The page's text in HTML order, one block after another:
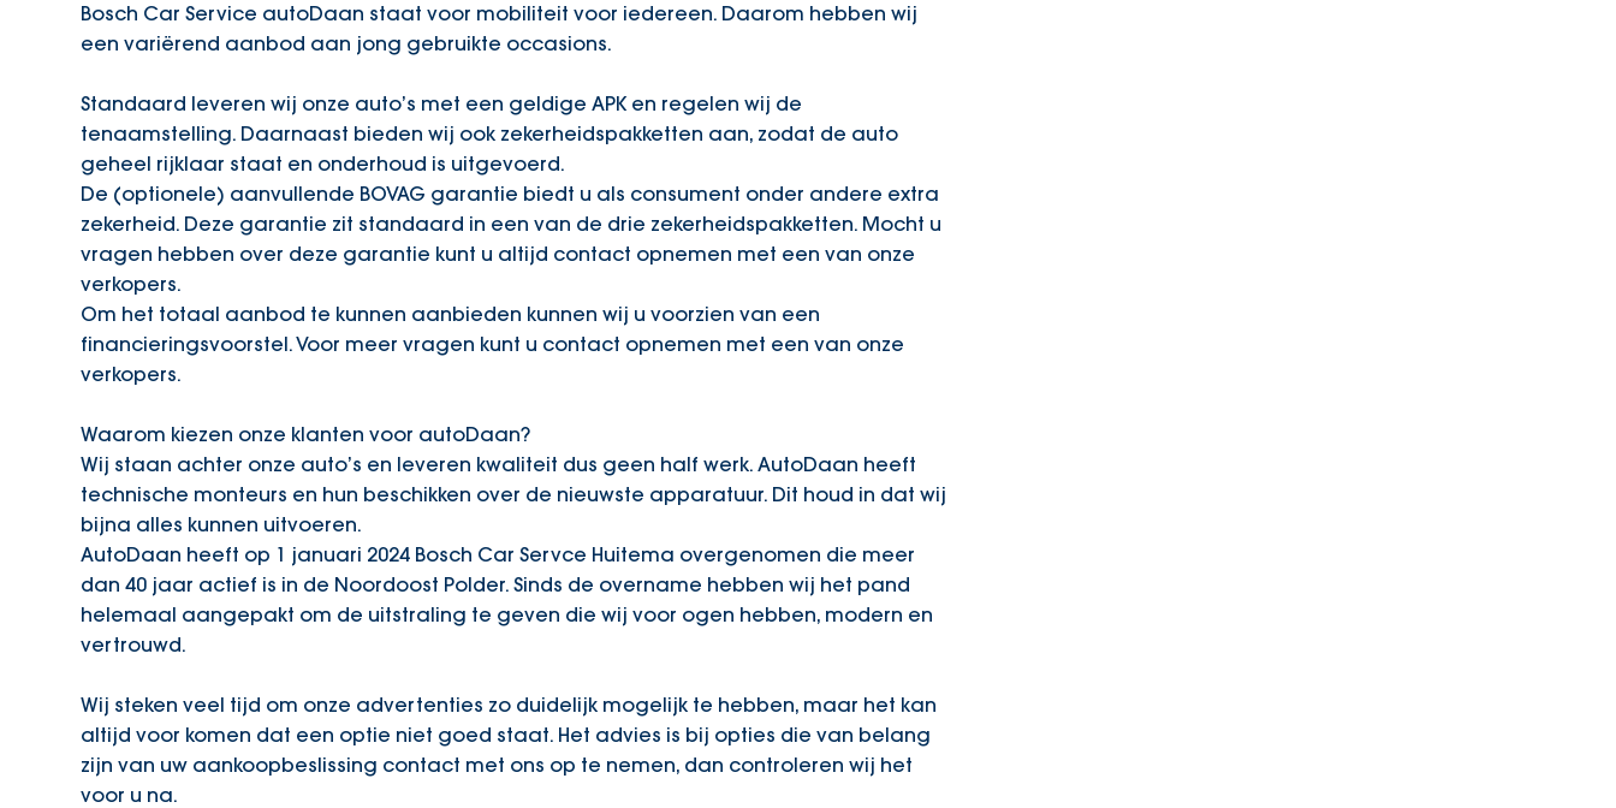
Bosch Car Service autoDaan staat voor mobiliteit voor iedereen. Daarom hebben wij
een variërend aanbod aan jong gebruikte occasions.
Standaard leveren wij onze auto’s met een geldige APK en regelen wij de
tenaamstelling. Daarnaast bieden wij ook zekerheidspakketten aan, zodat de auto
geheel rijklaar staat en onderhoud is uitgevoerd.
De (optionele) aanvullende BOVAG garantie biedt u als consument onder andere extra
zekerheid. Deze garantie zit standaard in een van de drie zekerheidspakketten. Mocht u
vragen hebben over deze garantie kunt u altijd contact opnemen met een van onze
verkopers.
Om het totaal aanbod te kunnen aanbieden kunnen wij u voorzien van een
financieringsvoorstel. Voor meer vragen kunt u contact opnemen met een van onze
verkopers.
Waarom kiezen onze klanten voor autoDaan?
Wij staan achter onze auto’s en leveren kwaliteit dus geen half werk. AutoDaan heeft
technische monteurs en hun beschikken over de nieuwste apparatuur. Dit houd in dat wij
bijna alles kunnen uitvoeren.
AutoDaan heeft op 1 januari 2024 Bosch Car Servce Huitema overgenomen die meer
dan 40 jaar actief is in de Noordoost Polder. Sinds de overname hebben wij het pand
helemaal aangepakt om de uitstraling te geven die wij voor ogen hebben, modern en
vertrouwd.
Wij steken veel tijd om onze advertenties zo duidelijk mogelijk te hebben, maar het kan
altijd voor komen dat een optie niet goed staat. Het advies is bij opties die van belang
zijn van uw aankoopbeslissing contact met ons op te nemen, dan controleren wij het
voor u na.